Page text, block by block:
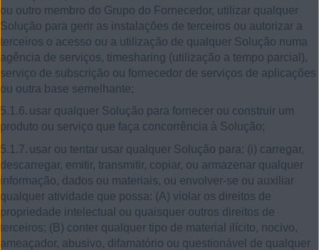
ou outro membro do Grupo do Fornecedor, utilizar qualquer
Solução para gerir as instalações de terceiros ou autorizar a
terceiros o acesso ou a utilização de qualquer Solução numa
agência de serviços, timesharing (utilização a tempo parcial),
serviço de subscrição ou fornecedor de serviços de aplicações
ou outra base semelhante;
5.1.6. usar qualquer Solução para fornecer ou construir um
produto ou serviço que faça concorrência à Solução;
5.1.7. usar ou tentar usar qualquer Solução para: (i) carregar,
descarregar, emitir, transmitir, copiar, ou armazenar qualquer
informação, dados ou materiais, ou envolver-se ou auxiliar
qualquer atividade que possa: (A) violar os direitos de
propriedade intelectual ou quaisquer outros direitos de
terceiros; (B) conter qualquer tipo de material ilícito, nocivo,
ameaçador, abusivo, difamatório ou questionável de qualquer